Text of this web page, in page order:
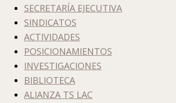
SECRETARÍA EJECUTIVA
SINDICATOS
ACTIVIDADES
POSICIONAMIENTOS
INVESTIGACIONES
BIBLIOTECA
ALIANZA TS LAC